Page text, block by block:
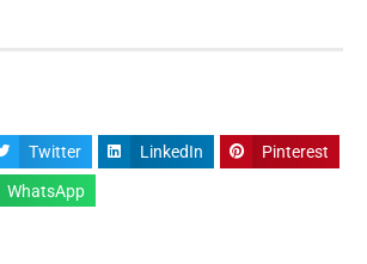
Twitter LinkedIn Pinterest
WhatsApp